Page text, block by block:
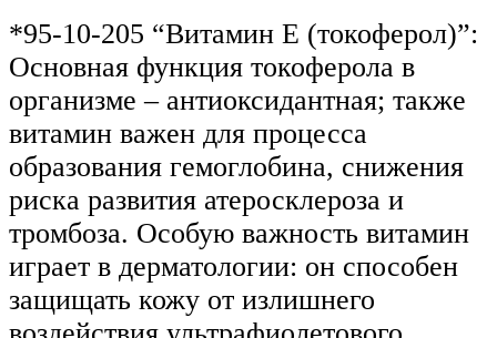
*95-10-205 “Витамин Е (токоферол)”:
Основная функция токоферола в
организме – антиоксидантная; также
витамин важен для процесса
образования гемоглобина, снижения
риска развития атеросклероза и
тромбоза. Особую важность витамин
играет в дерматологии: он способен
защищать кожу от излишнего